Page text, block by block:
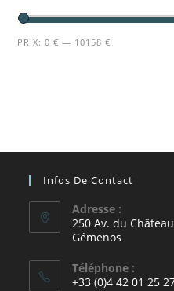
PRIX:0 € — 10158 €
Infos De Contact
Adresse :
250 Av. du
Gémenos
Téléphone :
+33 (0)4 42 01 25